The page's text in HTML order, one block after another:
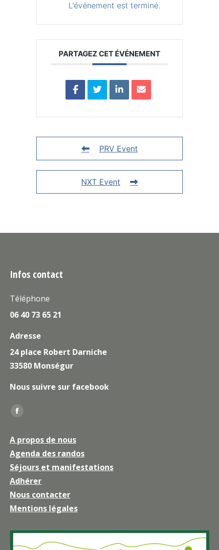
L'événement est terminé.
PARTAGEZ CET ÉVÉNEMENT
PRV Event
NXT Event
Infos contact
Téléphone
06 40 73 65 21
Adresse
24 place Robert Darniche
33580 Monségur
Nous suivre sur facebook
Trouvez nous sur :
La
Facebook
s'ouvre
dans
une
nouvelle
fenêtre
A propos de nous
Agenda des randos
Séjours et manifestations
Adhérer
Nous contacter
Mentions légales